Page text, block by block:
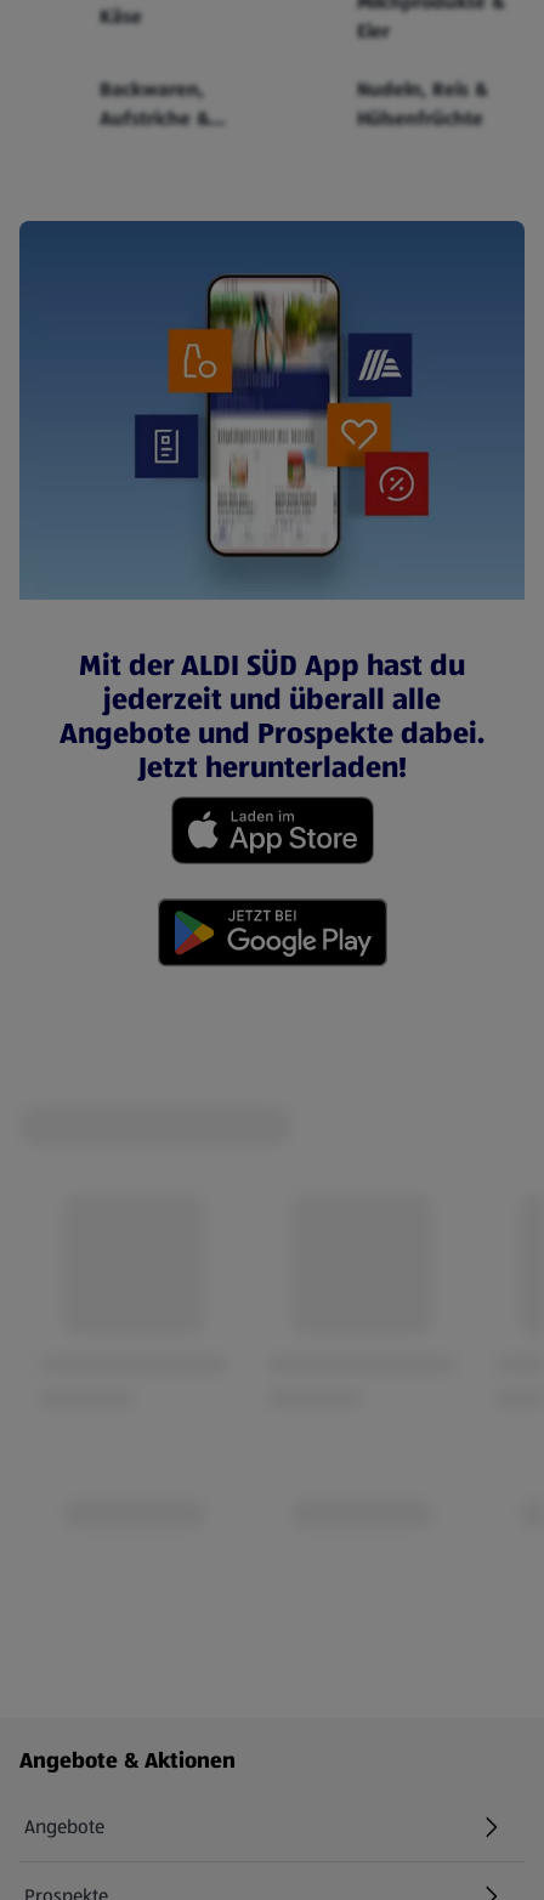
Käse
Eier
Backwaren,
Aufstriche &
Nudeln, Reis &
Hülsenfrüchte
Mit der ALDI SÜD App hast du
jederzeit und überall alle
Angebote und Prospekte dabei.
Jetzt herunterladen!
Fußzeilenmenü - weitere Links
Angebote & Aktionen
Angebote